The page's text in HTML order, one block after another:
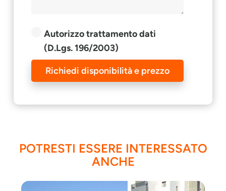
Autorizzo trattamento dati
(D.Lgs. 196/2003)
Richiedi disponibilità e prezzo
POTRESTI ESSERE INTERESSATO
ANCHE